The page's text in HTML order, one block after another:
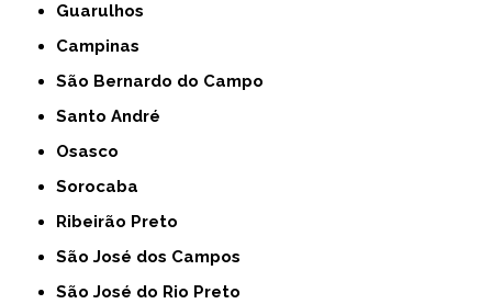
Guarulhos
Campinas
São Bernardo do Campo
Santo André
Osasco
Sorocaba
Ribeirão Preto
São José dos Campos
São José do Rio Preto